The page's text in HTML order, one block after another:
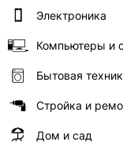
Электроника
Компьютеры и
Бытовая
Стройка и
Дом и сад